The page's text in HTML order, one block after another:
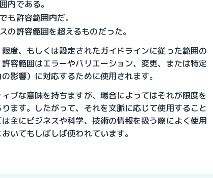
内である。
も許容範囲内だ。
の許容範囲を超えるものだった。
度、もしくは設定されたガイドラインに従った範囲の
容範囲はエラーやバリエーション、変更、または特定
影響）に対応するために使用されます。
ブな意味を持ちますが、場合によってはそれが限度を
ます。したがって、それを文脈に応じて使用すること
主にビジネスや科学、技術の情報を扱う際によく使用
いてもしばしば使われています。